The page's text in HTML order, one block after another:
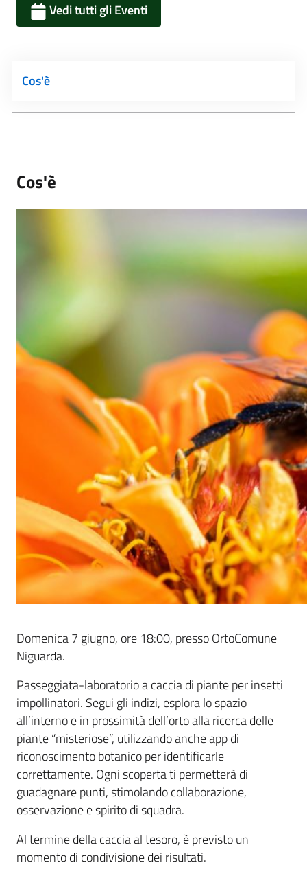
Vedi tutti gli Eventi
Cos'è
Cos'è
Domenica 7 giugno, ore 18:00, presso OrtoComune
Niguarda.
Passeggiata-laboratorio a caccia di piante per insetti
impollinatori. Segui gli indizi, esplora lo spazio
all’internoe in prossimitàdell’orto allaricerca delle
piante “misteriose”, utilizzando anche app di
riconoscimento botanico per identificarle
correttamente. Ogni scoperta ti permetterà di
guadagnare punti, stimolando collaborazione,
osservazione e spirito di squadra.
Al termine della caccia al tesoro, è previsto un
momento di condivisione dei risultati.